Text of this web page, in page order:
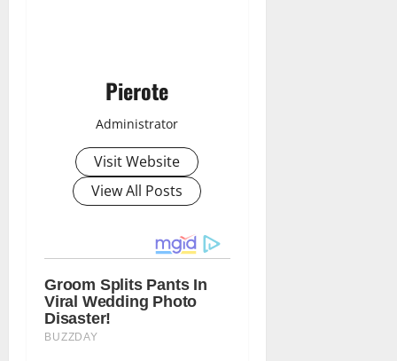
Pierote
Administrator
Visit Website
View All Posts